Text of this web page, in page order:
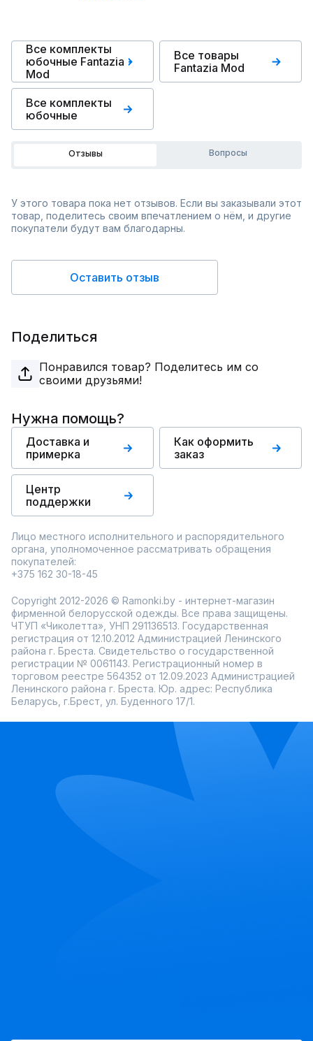
Все комплекты
юбочные Fantazia
Mod
Все товары
Fantazia Mod
Все комплекты
юбочные
Отзывы Вопросы
У этого товара пока нет отзывов. Если вы заказывали этот
товар, поделитесь своим впечатлением о нём, и другие
покупатели будут вам благодарны.
Оставить отзыв
Поделиться
Понравился товар? Поделитесь им со
своими друзьями!
Нужна помощь?
Доставка и
примерка
Как оформить
заказ
Центр
поддержки
Лицо местного исполнительного и распорядительного
органа, уполномоченное рассматривать обращения
покупателей:
+375 162 30-18-45
Copyright 2012-2026 © Ramonki.by - интернет-магазин
фирменной белорусской одежды. Все права защищены.
ЧТУП «Чиколетта», УНП 291136513. Государственная
регистрация от 12.10.2012 Администрацией Ленинского
района г. Бреста. Свидетельство о государственной
регистрации № 0061143. Регистрационный номер в
торговом реестре 564352 от 12.09.2023 Администрацией
Ленинского района г. Бреста. Юр. адрес: Республика
Беларусь, г.Брест, ул. Буденного 17/1.